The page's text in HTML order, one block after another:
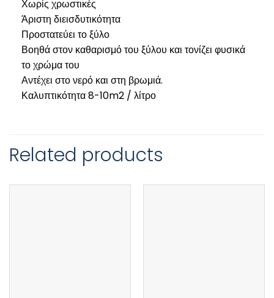
Χωρίς χρωστικές
Άριστη διεισδυτικότητα
Προστατεύει το ξύλο
Βοηθά στον καθαρισμό του ξύλου και τονίζει φυσικά
το χρώμα του
Αντέχει στο νερό και στη βρωμιά.
Καλυπτικότητα 8-10m2 / λίτρο
Related products